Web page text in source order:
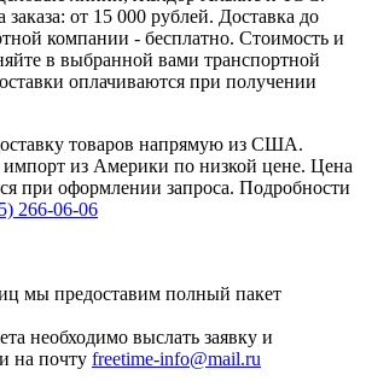
от 15 000 рублей. Доставка до
компании - бесплатно. Стоимость и
в выбранной вами транспортной
оплачиваются при получении
товаров напрямую из США.
из Америки по низкой цене. Цена
при оформлении запроса. Подробности
266-06-06
мы предоставим полный пакет
необходимо выслать заявку и
на почту freetime-info@mail.ru